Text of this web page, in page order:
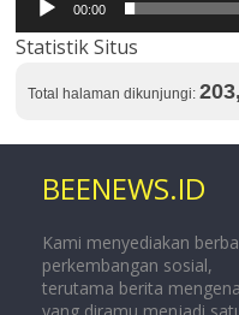
00:00
Statistik Situs
Total halaman dikunjungi:
BEENEWS.ID
Kami menyediakan
perkembangan sosial,
terutama berita
yang diramu menjadi